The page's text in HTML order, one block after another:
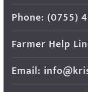
Phone: (0755)
Farmer Help
Email: